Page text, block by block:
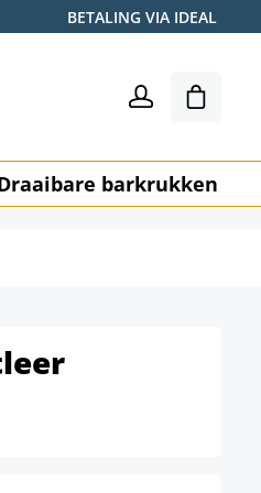
BETALING VIA IDEAL
barkrukken